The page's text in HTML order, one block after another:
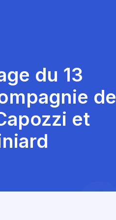
du 13
de
et